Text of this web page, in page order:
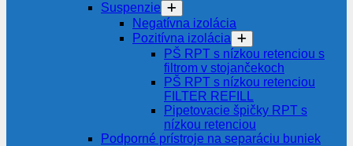
Suspenzie
Negatívna izolácia
Pozitívna izolácia
PŠ RPT s nízkou retenciou s
filtrom v stojančekoch
PŠ RPT s nízkou retenciou
FILTER REFILL
Pipetovacie špičky RPT s
nízkou retenciou
Podporné prístroje na separáciu buniek